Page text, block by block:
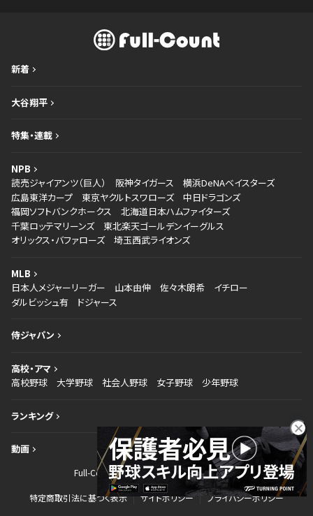
新着
大谷翔平
特集・連載
NPB
読売ジャイアンツ（巨人）
阪神タイガース
横浜DeNAベイスターズ
広島東洋カープ
東京ヤクルトスワローズ
中日ドラゴンズ
福岡ソフトバンクホークス
北海道日本ハムファイターズ
千葉ロッテマリーンズ
東北楽天ゴールデンイーグルス
オリックス・バファローズ
埼玉西武ライオンズ
MLB
日本人メジャーリーガー
山本由伸 佐々木朗希
イチロー
ダルビッシュ有
ドジャース
侍ジャパン
高校・アマ
高校野球
大学野球 社会人野球 女子野球 少年野球
ランキング
動画
Full-Countとは お問い合わせ 運営会社
特定商取引法に基づく表示 サイトポリシー プライバシーポリシー